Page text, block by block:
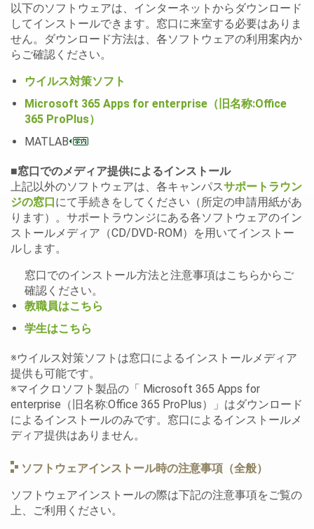
以下のソフトウェアは、インターネットからダウンロード
してインストールできます。窓口に来室する必要はありま
せん。ダウンロード方法は、各ソフトウェアの利用案内か
らご確認ください。
ウイルス対策ソフト
Microsoft 365 Apps for enterprise（旧名称:Office
365 ProPlus）
MATLAB
■窓口でのメディア提供によるインストール
上記以外のソフトウェアは、各キャンパスサポートラウン
ジの窓口にて手続きをしてください（所定の申請用紙があ
ります）。サポートラウンジにある各ソフトウェアのイン
ストールメディア（CD/DVD-ROM）を用いてインストー
ルします。
窓口でのインストール方法と注意事項はこちらからご
確認ください。
教職員はこちら
学生はこちら
※ウイルス対策ソフトは窓口によるインストールメディア
提供も可能です。
※マイクロソフト製品の「 Microsoft 365 Apps for
enterprise（旧名称:Office 365 ProPlus）」はダウンロード
によるインストールのみです。窓口によるインストールメ
ディア提供はありません。
ソフトウェアインストール時の注意事項（全般）
ソフトウェアインストールの際は下記の注意事項をご覧の
上、ご利用ください。